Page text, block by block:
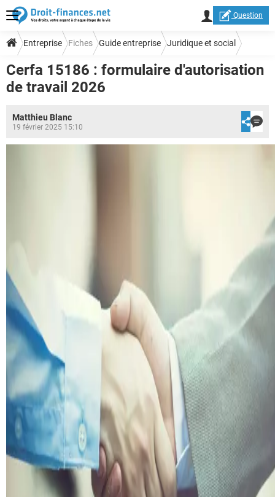
Question
Entreprise Fiches Guide entreprise Juridique et social
Cerfa 15186 : formulaire d'autorisation
de travail 2026
Matthieu Blanc
19 février 2025 15:10